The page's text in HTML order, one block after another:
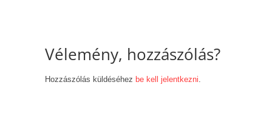
Vélemény, hozzászólás?
Hozzászólás küldéséhez be kell jelentkezni